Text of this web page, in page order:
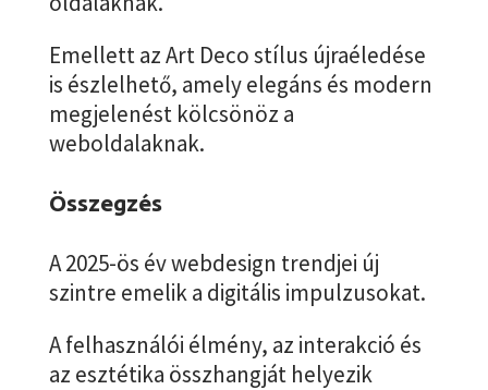
Emellett az Art Deco stílus újraéledése
is észlelhető, amely elegáns és modern
megjelenést kölcsönöz a
weboldalaknak.
Összegzés
A 2025-ös év webdesign trendjei új
szintre emelik a digitális impulzusokat.
A felhasználói élmény, az interakció és
az esztétika összhangját helyezik